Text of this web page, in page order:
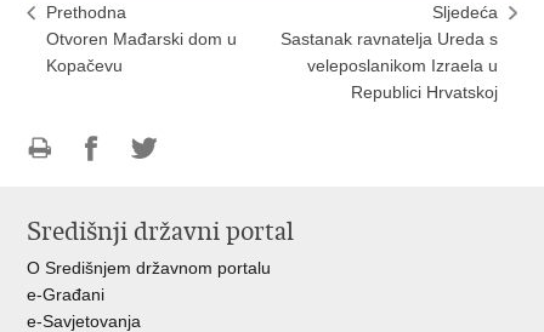
Prethodna
Otvoren Mađarski dom u
Kopačevu
Sljedeća
Sastanak ravnatelja Ureda s
veleposlanikom Izraela u
Republici Hrvatskoj
FacebookuTwitteru
Središnji državni portal
O Središnjem državnom portalu
e-Građani
e-Savjetovanja